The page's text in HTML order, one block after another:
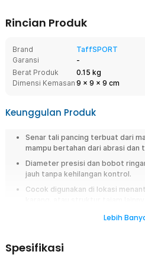
Rincian Produk
Brand
TaffSPORT
Garansi
-
Berat Produk
0.15 kg
Dimensi Kemasan 9 x 9 x 9 cm
Keunggulan Produk
Senar tali pancing terbuat dari
mampu bertahan dari abrasi dan
Diameter presisi dan bobot
jauh tanpa kehilangan kontrol.
Cocok digunakan di lokasi
Senar lentur namun kuat, cocok
Dapat digunakan di air asin yang
berarus deras.
Lebih
Spesifikasi